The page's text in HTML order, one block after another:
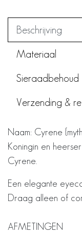
Beschrijving
Materiaal
Sieraadbehoud
Verzending &
Naam: Cyrene
Koningin en
Cyrene.
Een elegante
Draag alleen of
AFMETINGEN